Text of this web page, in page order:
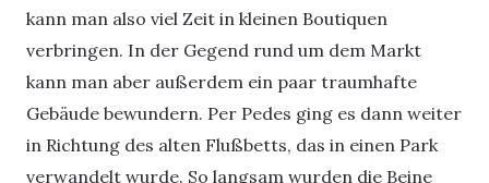
kann man also viel Zeit in kleinen Boutiquen
verbringen. In der Gegend rund um dem Markt
kann man aber außerdem ein paar traumhafte
Gebäude bewundern. Per Pedes ging es dann weiter
in Richtung des alten Flußbetts, das in einen Park
verwandelt wurde. So langsam wurden die Beine